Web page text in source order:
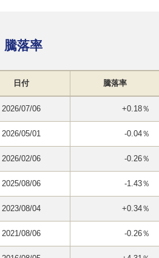
騰落率
日付 騰落率
2026/07/06 +0.18％
2026/05/01 -0.04％
2026/02/06 -0.26％
2025/08/06 -1.43％
2023/08/04 +0.34％
2021/08/06 -0.26％